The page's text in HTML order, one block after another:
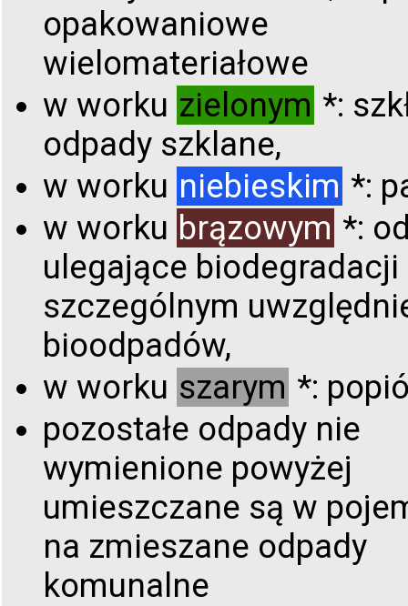
opakowaniowe
wielomateriałowe
w worku zielonym *:
odpady szklane,
w worku niebieskim *:
w worku brązowym *:
ulegające biodegradacji
szczególnym
bioodpadów,
w worku szarym *:
pozostałe odpady nie
wymienione powyżej
umieszczane są w
na zmieszane odpady
komunalne